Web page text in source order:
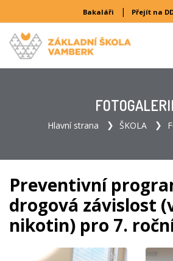
Bakaláři | Přejít na
Hlavní strana ŠKOLA
Preventivní
drogová závislost
nikotin) pro 7.